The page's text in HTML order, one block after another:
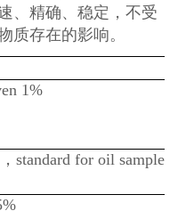
、精确、稳定，不受
质存在的影响。
1%
standard for oil samples